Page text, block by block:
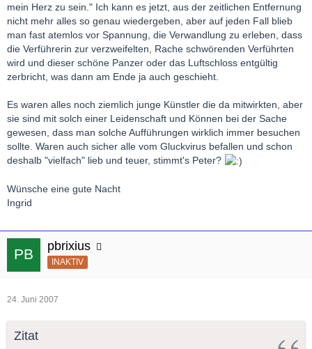
mein Herz zu sein." Ich kann es jetzt, aus der zeitlichen Entfernung
nicht mehr alles so genau wiedergeben, aber auf jeden Fall blieb
man fast atemlos vor Spannung, die Verwandlung zu erleben, dass
die Verführerin zur verzweifelten, Rache schwörenden Verführten
wird und dieser schöne Panzer oder das Luftschloss entgültig
zerbricht, was dann am Ende ja auch geschieht.
Es waren alles noch ziemlich junge Künstler die da mitwirkten, aber
sie sind mit solch einer Leidenschaft und Können bei der Sache
gewesen, dass man solche Aufführungen wirklich immer besuchen
sollte. Waren auch sicher alle vom Gluckvirus befallen und schon
deshalb "vielfach" lieb und teuer, stimmt's Peter?
Wünsche eine gute Nacht
Ingrid
pbrixius
INAKTIV
24. Juni 2007
Zitat